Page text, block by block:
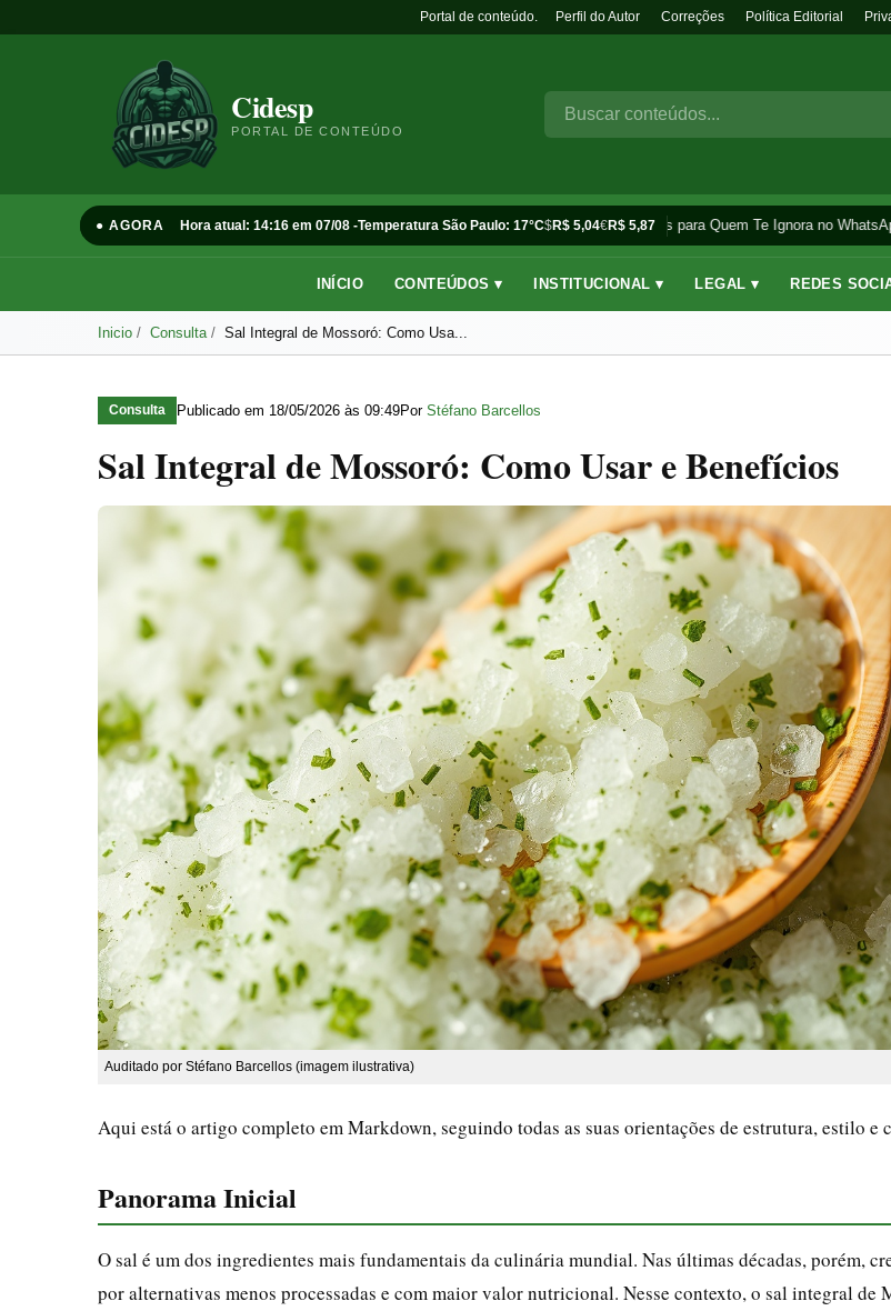
Portal de conteúdo. Perfil do Autor Correções Política Editorial
Cidesp
PORTAL DE CONTEÚDO
● AGORA Hora atual: 14:16 em 07/08 -Temperatura São Paulo: 17°C$R$ 5,04€R$ 5,87
Frases para Quem Te Ignora no
INÍCIO CONTEÚDOS ▾ INSTITUCIONAL ▾ LEGAL ▾ REDES
Inicio Consulta Sal Integral de Mossoró: Como Usa...
Consulta Publicado em 18/05/2026 às 09:49Por Stéfano Barcellos
Sal Integral de Mossoró: Como Usar e Benefícios
Auditado por Stéfano Barcellos (imagem ilustrativa)
Aqui está o artigo completo em Markdown, seguindo todas as suas orientações de estrutura, estilo e
Panorama Inicial
O sal é um dos ingredientes mais fundamentais da culinária mundial. Nas últimas décadas, porém,
por alternativas menos processadas e com maior valor nutricional. Nesse contexto, o sal integral de